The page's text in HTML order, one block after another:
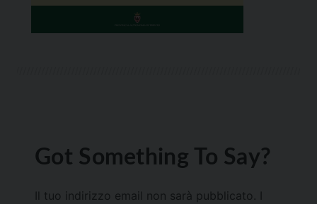
Got Something To Say?
Il tuo indirizzo email non sarà pubblicato.